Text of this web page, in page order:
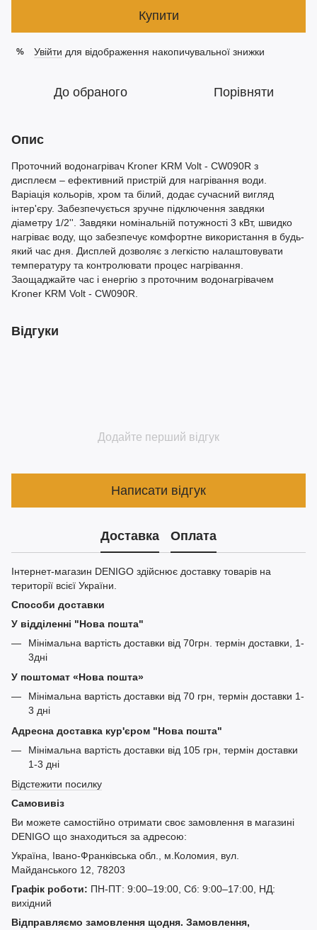
Купити
% Увійти для відображення накопичувальної знижки
До обраного Порівняти
Опис
Проточний водонагрівач Kroner KRM Volt - CW090R з
дисплеєм – ефективний пристрій для нагрівання води.
Варіація кольорів, хром та білий, додає сучасний вигляд
інтер'єру. Забезпечується зручне підключення завдяки
діаметру 1/2''. Завдяки номінальній потужності 3 кВт, швидко
нагріває воду, що забезпечує комфортне використання в будь-
який час дня. Дисплей дозволяє з легкістю налаштовувати
температуру та контролювати процес нагрівання.
Заощаджайте час і енергію з проточним водонагрівачем
Kroner KRM Volt - CW090R.
Відгуки
Додайте перший відгук
Написати відгук
Доставка Оплата
Інтернет-магазин DENIGO здійснює доставку товарів на
території всієї України.
Способи доставки
У відділенні "Нова пошта"
Мінімальна вартість доставки від 70грн. термін доставки, 1-
3дні
У поштомат «Нова пошта»
Мінімальна вартість доставки від 70 грн, термін доставки 1-
3 дні
Адресна доставка кур'єром "Нова пошта"
Мінімальна вартість доставки від 105 грн, термін доставки
1-3 дні
Відстежити посилку
Самовивіз
Ви можете самостійно отримати своє замовлення в магазині
DENIGO що знаходиться за адресою:
Україна, Івано-Франківська обл., м.Коломия, вул.
Майданського 12, 78203
Графік роботи: ПН-ПТ: 9:00–19:00, Сб: 9:00–17:00, НД:
вихідний
Відправляємо замовлення щодня. Замовлення,